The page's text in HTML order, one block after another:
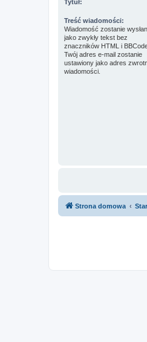
Tytuł:
Treść wiadomości:
Wiadomość zostanie
jako zwykły tekst bez
znaczników HTML i
Twój adres e-mail zostanie
ustawiony jako adres
wiadomości.
Strona domowa